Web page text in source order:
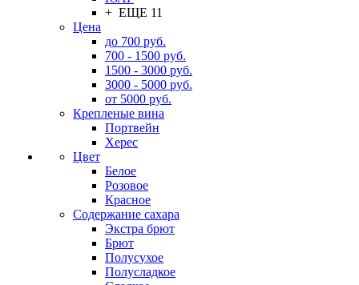
+ ЕЩЕ 11
Цена
до 700 руб.
700 - 1500 руб.
1500 - 3000 руб.
3000 - 5000 руб.
от 5000 руб.
Крепленые вина
Портвейн
Херес
Цвет
Белое
Розовое
Красное
Содержание сахара
Экстра брют
Брют
Полусухое
Полусладкое